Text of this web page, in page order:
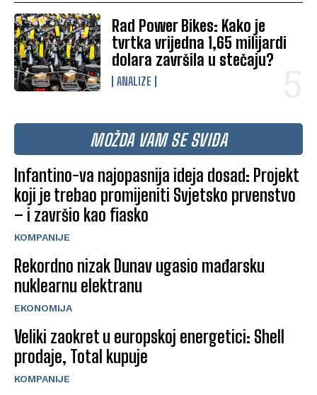
Rad Power Bikes: Kako je
tvrtka vrijedna 1,65 milijardi
dolara završila u stečaju?
ANALIZE
MOŽDA VAM SE SVIĐA
Infantino-va najopasnija ideja dosad: Projekt
koji je trebao promijeniti Svjetsko prvenstvo
– i završio kao fiasko
KOMPANIJE
Rekordno nizak Dunav ugasio mađarsku
nuklearnu elektranu
EKONOMIJA
Veliki zaokret u europskoj energetici: Shell
prodaje, Total kupuje
KOMPANIJE